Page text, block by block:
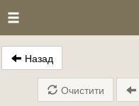
Назад
Очистити